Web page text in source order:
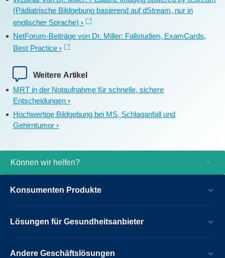
(Pädiatrische Bildgebung basierend auf dStream, nur in
englischer Sprache)
NetForum-Beiträge von Dr. Miller: Fallstudien, ExamCards,
Best Practice
Weitere Artikel
MRT in der Notaufnahme für schnelle, sichere
Entscheidungen
Hochwertige Bildgebung bei MS, Schlaganfall und
Gehirntumor
Können wir helfen?
Konsumenten Produkte
Lösungen für Gesundheitsanbieter
Andere Geschäftslösungen